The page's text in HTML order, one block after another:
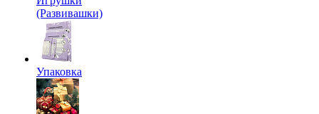
(Развивашки)
Упаковка